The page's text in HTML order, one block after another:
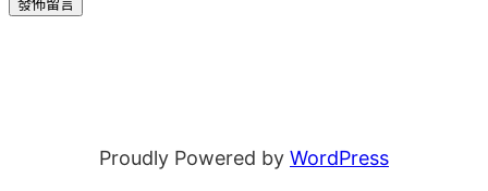
Proudly Powered by WordPress